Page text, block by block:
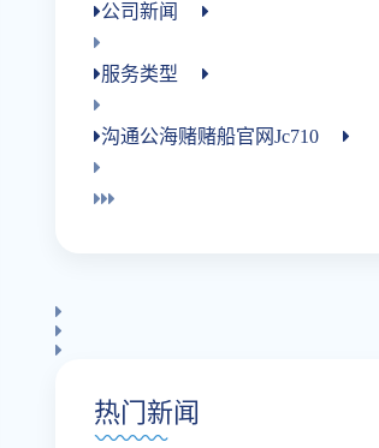
公司新闻
服务类型
沟通公海赌赌船官网jc710
热门新闻